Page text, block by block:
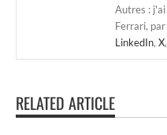
Autres :
Ferrari,
LinkedIn, X,
RELATED ARTICLE